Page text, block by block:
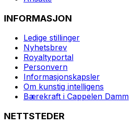
INFORMASJON
Ledige stillinger
Nyhetsbrev
Royaltyportal
Personvern
Informasjonskapsler
Om kunstig intelligens
Bærekraft i Cappelen Damm
NETTSTEDER